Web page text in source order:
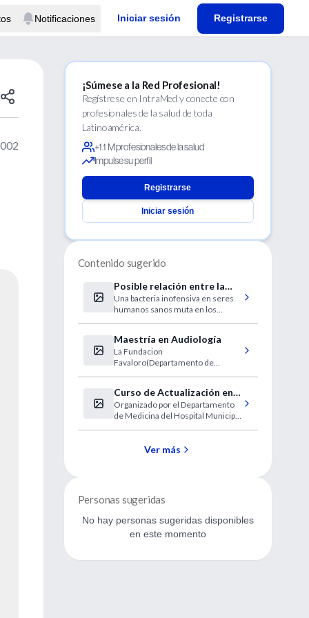
Notificaciones Iniciar sesión Registrarse
¡Súmese a la Red Profesional!
Regístrese en IntraMed y conecte con
profesionales de la salud de toda
Latinoamérica.
+1.1 M profesionales de la salud
Impulse su perfil
Registrarse
Iniciar sesión
Contenido sugerido
Posible relación entre la
infección por una forma
mutada de Pseudomonas
aeruginosa y la fibrosis
quística
Una bacteria inofensiva en seres
humanos sanos muta en los
inflamación persistente
Maestría en Audiología
La Fundacion
Favaloro(Departamento de
Curso de Actualización en
Neurología Clínica 2002
Organizado por el Departamento
de Medicina del Hospital Municipal
este curso no arancelado.
Ver más
Personas sugeridas
No hay personas sugeridas disponibles
en este momento